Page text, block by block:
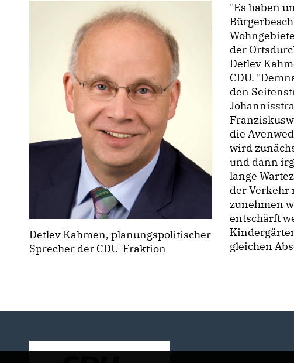
Detlev Kahmen, planungspolitischer
Sprecher der CDU-Fraktion
"Es haben
der
Detlev
CDU.
den
die
wird
und dann
lange
der Verkehr
zunehmen
entschärft
gleichen